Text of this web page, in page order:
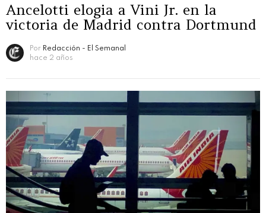
Ancelotti elogia a Vini Jr. en la
victoria de Madrid contra Dortmund
Por Redacción - El Semanal
hace 2 años